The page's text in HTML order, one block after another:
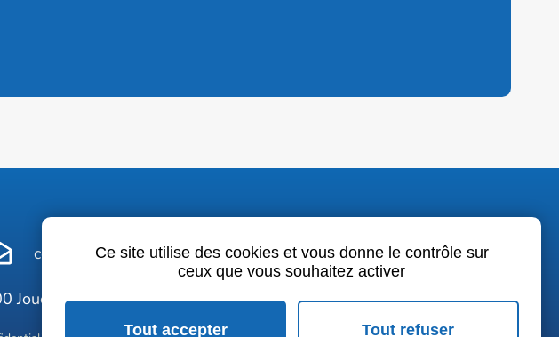
contact@avelinepro.fr
Joué-lès-ToursFacebook
LinkedInYoutube
Ce site utilise des cookies et vous donne le contrôle sur
ceux que vous souhaitez activer
Tout accepter Tout refuser